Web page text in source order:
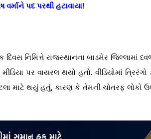
વર્માને પદ પરથી હટાવાયા!
નિમિત્તે રાજસ્થાનના બાડમેર જિલ્લામાં
પર વાયરલ થયો હતો. વીડિયોમાં
માટે થયું હતું, કારણ કે તેમની ચોતરફ લોકો